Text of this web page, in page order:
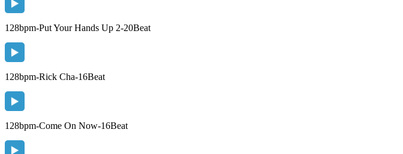
128bpm-Put Your Hands Up 2-20Beat
128bpm-Rick Cha-16Beat
128bpm-Come On Now-16Beat